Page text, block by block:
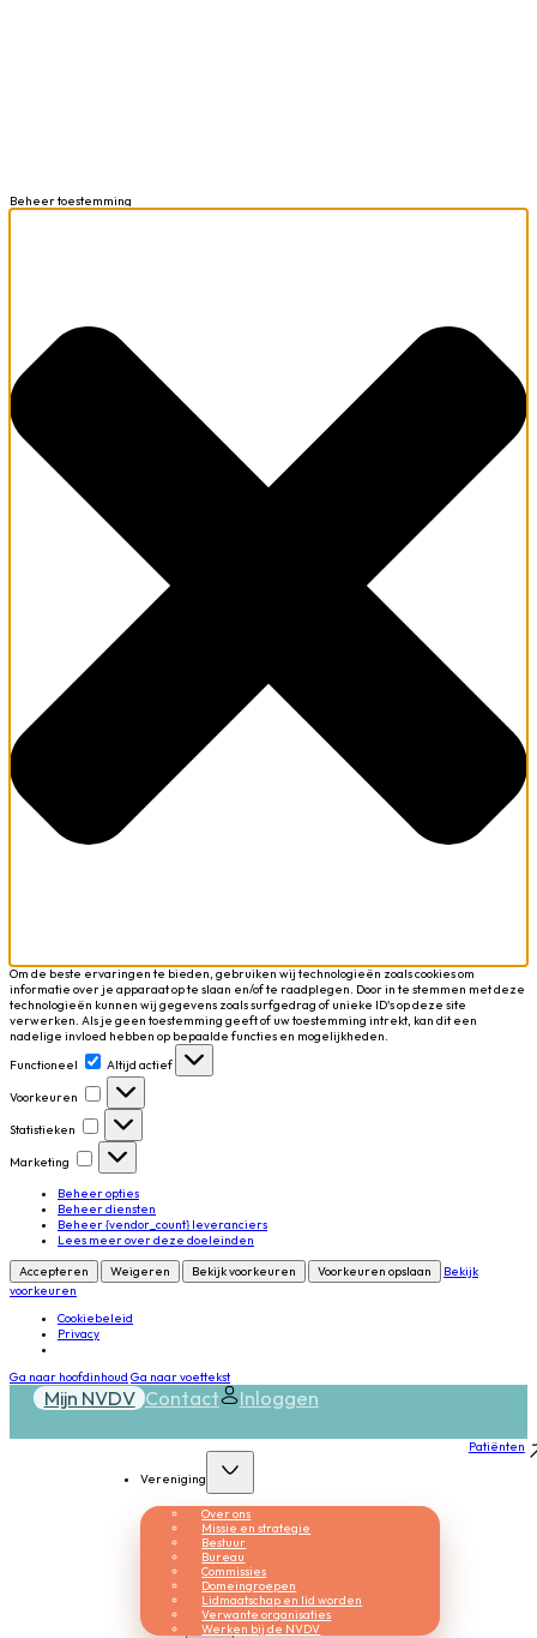
Beheer toestemming
Om de beste ervaringen te bieden, gebruiken wij technologieën zoals cookies om
informatie over je apparaat op te slaan en/of te raadplegen. Door in te stemmen met deze
technologieën kunnen wij gegevens zoals surfgedrag of unieke ID's op deze site
verwerken. Als je geen toestemming geeft of uw toestemming intrekt, kan dit een
nadelige invloed hebben op bepaalde functies en mogelijkheden.
Functioneel
Altijd actief
Voorkeuren
Voorkeuren
Statistieken
Statistieken
Marketing
Marketing
Beheer opties
Beheer diensten
Beheer {vendor_count} leveranciers
Lees meer over deze doeleinden
Accepteren
Weigeren Bekijk voorkeuren Voorkeuren opslaan
Bekijk
voorkeuren
Cookiebeleid
Privacy
Ga naar hoofdinhoud Ga naar voettekst
Mijn NVDV Contact Inloggen
Vereniging
Over ons
Missie en strategie
Bestuur
Bureau
Commissies
Domeingroepen
Lidmaatschap en lid worden
Verwante organisaties
Werken bij de NVDV
Patiënten